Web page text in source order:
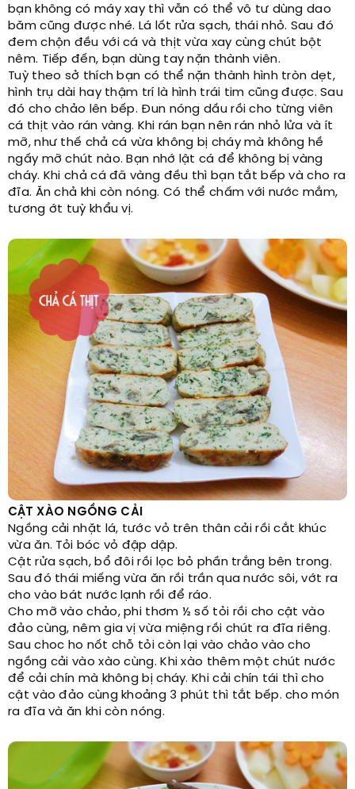
bạn không có máy xay thì vẫn có thể vô tư dùng dao
băm cũng được nhé. Lá lốt rửa sạch, thái nhỏ. Sau đó
đem chộn đều với cá và thịt vừa xay cùng chút bột
nêm. Tiếp đến, bạn dùng tay nặn thành viên.
Tuỳ theo sở thích bạn có thể nặn thành hình tròn dẹt,
hình trụ dài hay thậm trí là hình trái tim cũng được. Sau
đó cho chảo lên bếp. Đun nóng dầu rồi cho từng viên
cá thịt vào rán vàng. Khi rán bạn nên rán nhỏ lửa và ít
mỡ, như thế chả cá vừa không bị cháy mà không hề
ngấy mỡ chút nào. Bạn nhớ lật cá để không bị vàng
cháy. Khi chả cá đã vàng đều thì bạn tắt bếp và cho ra
đĩa. Ăn chả khi còn nóng. Có thể chấm với nước mắm,
tương ớt tuỳ khẩu vị.
CẬT XÀO NGỒNG CẢI
Ngồng cải nhặt lá, tước vỏ trên thân cải rồi cắt khúc
vừa ăn. Tỏi bóc vỏ đập dập.
Cật rửa sạch, bổ đôi rồi lọc bỏ phần trắng bên trong.
Sau đó thái miếng vừa ăn rồi trần qua nước sôi, vớt ra
cho vào bát nước lạnh rồi để ráo.
Cho mỡ vào chảo, phi thơm ½ số tỏi rồi cho cật vào
đảo cùng, nêm gia vị vừa miệng rồi chút ra đĩa riêng.
Sau choc ho nốt chỗ tỏi còn lại vào chảo vào cho
ngồng cải vào xào cùng. Khi xào thêm một chút nước
để cải chín mà không bị cháy. Khi cải chín tái thì cho
cật vào đảo cùng khoảng 3 phút thì tắt bếp. cho món
ra đĩa và ăn khi còn nóng.